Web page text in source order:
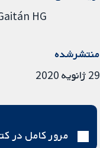
HG
منتشرشده
29 ژانویه 2020
مرور کامل در